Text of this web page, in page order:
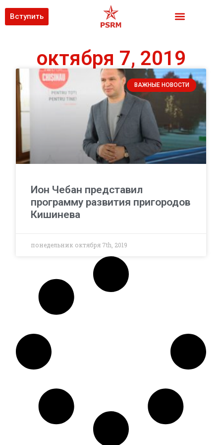
Вступить
октября 7, 2019
ВАЖНЫЕ НОВОСТИ
Ион Чебан представил
программу развития пригородов
Кишинева
понедельник октября 7th, 2019